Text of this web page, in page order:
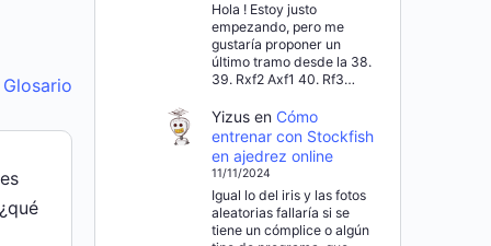
Hola ! Estoy justo
empezando, pero me
gustaría proponer un
último tramo desde la 38.
39. Rxf2 Axf1 40. Rf3…
Yizusen Cómo
entrenar con Stockfish
en ajedrez online
11/11/2024
Igual lo del iris y las fotos
aleatorias fallaría si se
tiene un cómplice o algún